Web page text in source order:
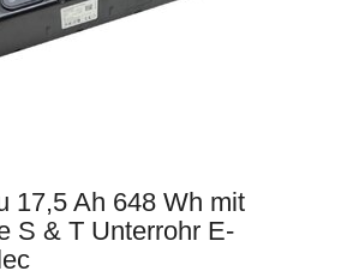
17,5 Ah 648 Wh mit
S & T Unterrohr E-